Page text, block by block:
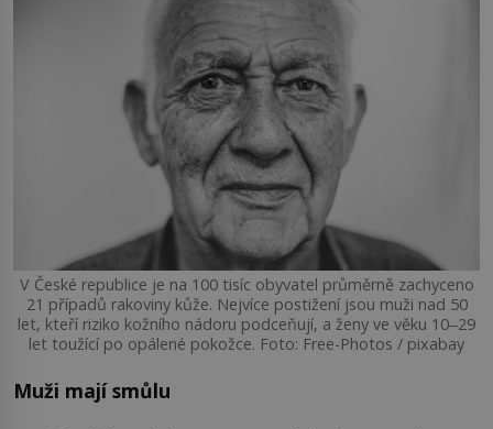
V České republice je na 100 tisíc obyvatel průměrně zachyceno
21 případů rakoviny kůže. Nejvíce postižení jsou muži nad 50
let, kteří riziko kožního nádoru podceňují, a ženy ve věku 10‒29
let toužící po opálené pokožce. Foto: Free-Photos / pixabay
Muži mají smůlu